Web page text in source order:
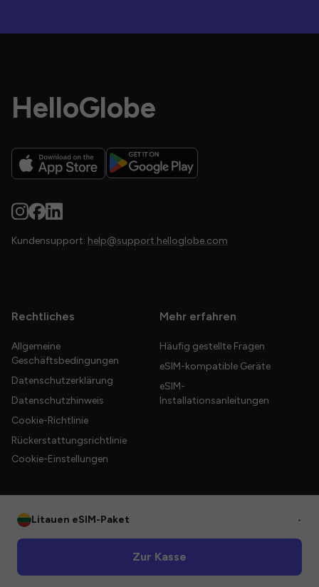
HelloGlobe
Kundensupport: help@support.helloglobe.com
Rechtliches
Allgemeine
Geschäftsbedingungen
Datenschutzerklärung
Datenschutzhinweis
Cookie-Richtlinie
Rückerstattungsrichtlinie
Cookie-Einstellungen
Mehr erfahren
Häufig gestellte Fragen
eSIM-kompatible Geräte
eSIM-
Installationsanleitungen
Litauen eSIM-Paket •
Zur Kasse